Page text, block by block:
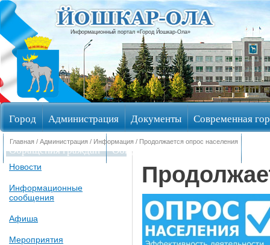
Информационный портал «Город Йошкар-Ола»
Город Администрация Документы Современная
Обращения граждан Общественные обсуждения
Главная / Администрация / Информация / Продолжается опрос населения
Новости
Информационные
сообщения
Афиша
Мероприятия